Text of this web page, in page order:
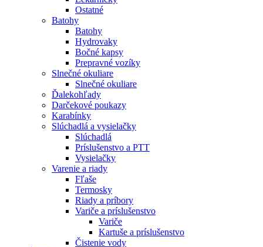
Ostatné
Batohy
Batohy
Hydrovaky
Bočné kapsy
Prepravné vozíky
Slnečné okuliare
Slnečné okuliare
Ďalekohľady
Darčekové poukazy
Karabínky
Slúchadlá a vysielačky
Slúchadlá
Príslušenstvo a PTT
Vysielačky
Varenie a riady
Fľaše
Termosky
Riady a príbory
Variče a príslušenstvo
Variče
Kartuše a príslušenstvo
Čistenie vody